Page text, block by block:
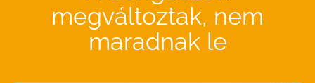
megváltoztak, nem
maradnak le